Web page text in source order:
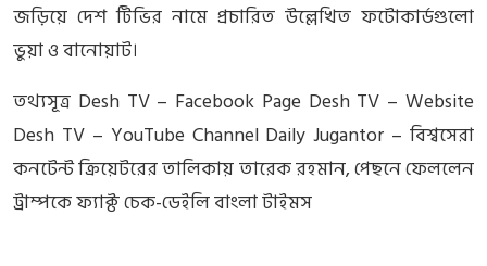
জড়িয়ে দেশ টিভির নামে প্রচারিত উল্লেখিত ফটোকার্ডগুলো
ভুয়া ও বানোয়াট।
তথ্যসূত্র Desh TV – Facebook Page Desh TV – Website
Desh TV – YouTube Channel Daily Jugantor – বিশ্বসেরা
কনটেন্ট ক্রিয়েটরের তালিকায় তারেক রহমান, পেছনে ফেললেন
ট্রাম্পকে ফ্যাক্ট চেক-ডেইলি বাংলা টাইমস